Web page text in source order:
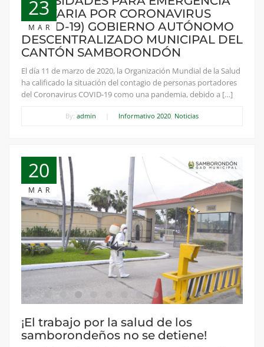
23
MAR
SANITARIA POR CORONAVIRUS
(COVID-19) GOBIERNO AUTÓNOMO
DESCENTRALIZADO MUNICIPAL DEL
CANTÓN SAMBORONDÓN
El día 11 de marzo de 2020, la Organización Mundial de la Salud
ha calificado la situación del contagio de personas portadores
del Coronavirus COVID-19 como una pandemia, debido a […]
By: admin Informativo 2020 Noticias
20
MAR
¡El trabajo por la salud de los
samborondeños no se detiene!